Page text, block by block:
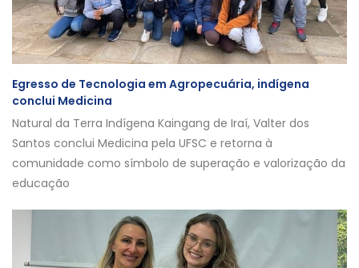
Egresso de Tecnologia em Agropecuária, indígena
conclui Medicina
Natural da Terra Indígena Kaingang de Iraí, Valter dos
Santos conclui Medicina pela UFSC e retorna à
comunidade como símbolo de superação e valorização da
educação